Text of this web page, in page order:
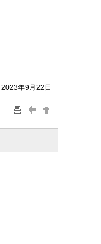
2023年9月22日